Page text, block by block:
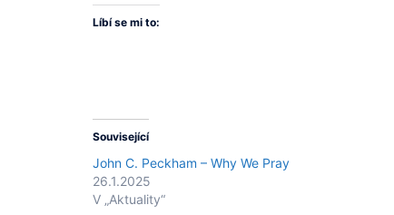
Líbí se mi to:
Související
John C. Peckham – Why We Pray
26.1.2025
V „Aktuality“